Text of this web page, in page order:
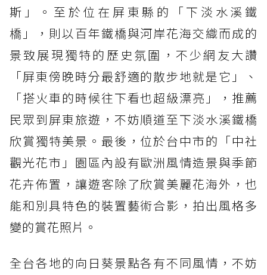
斯」。至於位在屏東縣的「下淡水溪鐵
橋」，則以百年鐵橋與河岸花海交織而成的
景致展現獨特的歷史氛圍，不少網友大讚
「屏東傍晚時分最舒適的散步地就是它」、
「搭火車的時候往下看也超級漂亮」，推薦
民眾到屏東旅遊，不妨順道至下淡水溪鐵橋
欣賞獨特美景。最後，位於台中市的「中社
觀光花市」園區內設有歐洲風情造景與季節
花卉佈置，讓遊客除了欣賞美麗花海外，也
能和別具特色的裝置藝術合影，拍出風格多
變的賞花照片。
全台各地的向日葵景點各有不同風情，不妨